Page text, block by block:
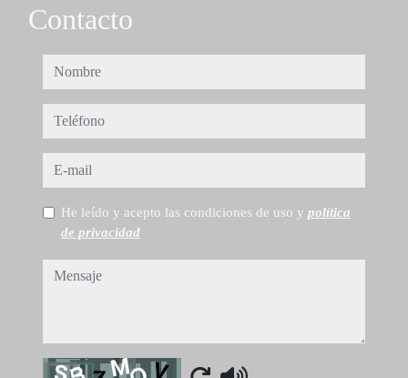
Contacto
nombre
teléfono
e-mail
He leído y acepto las condiciones de uso y política
de privacidad
mensaje
Captcha